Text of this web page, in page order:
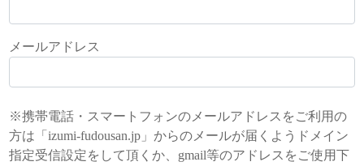
メールアドレス
※携帯電話・スマートフォンのメールアドレスをご利用の
方は「izumi-fudousan.jp」からのメールが届くようドメイン
指定受信設定をして頂くか、gmail等のアドレスをご使用下